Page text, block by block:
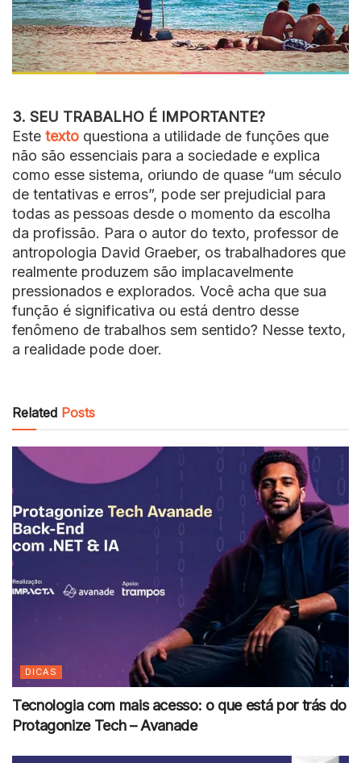
3. SEU TRABALHO É IMPORTANTE?
Este texto questiona a utilidade de funções que
não são essenciais para a sociedade e explica
como esse sistema, oriundo de quase “um século
de tentativas e erros”, pode ser prejudicial para
todas as pessoas desde o momento da escolha
da profissão. Para o autor do texto, professor de
antropologia David Graeber, os trabalhadores que
realmente produzem são implacavelmente
pressionados e explorados. Você acha que sua
função é significativa ou está dentro desse
fenômeno de trabalhos sem sentido? Nesse texto,
a realidade pode doer.
Related Posts
DICAS
Tecnologia com mais acesso: o que está por trás do
Protagonize Tech – Avanade